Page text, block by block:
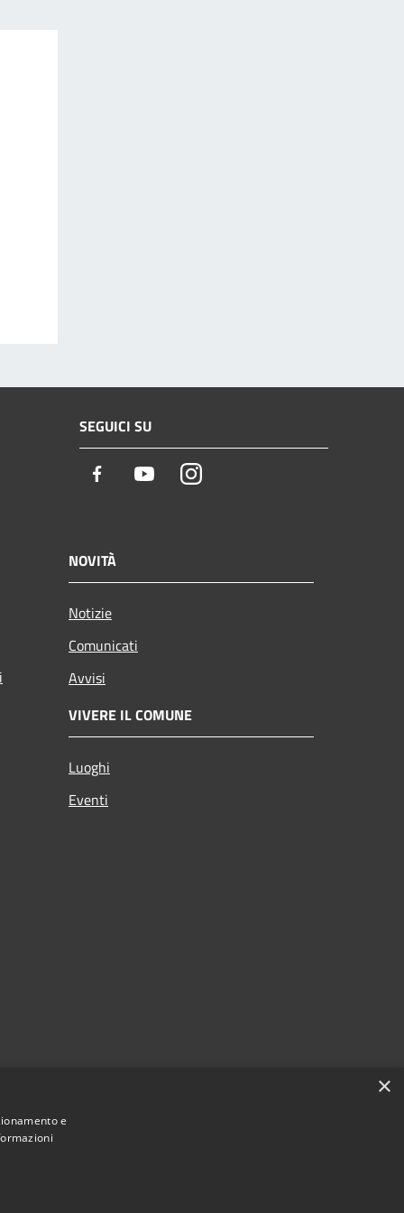
SEGUICI SU
Facebook YoutubeInstagram
NOVITÀ
Notizie
Comunicati
Avvisi
VIVERE IL COMUNE
Luoghi
Eventi
×
e